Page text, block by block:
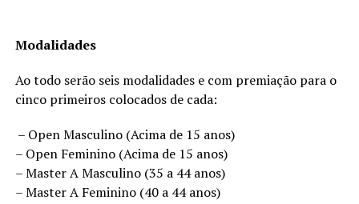
Modalidades
Ao todo serão seis modalidades e com premiação para o
cinco primeiros colocados de cada:
– Open Masculino (Acima de 15 anos)
– Open Feminino (Acima de 15 anos)
– Master A Masculino (35 a 44 anos)
– Master A Feminino (40 a 44 anos)